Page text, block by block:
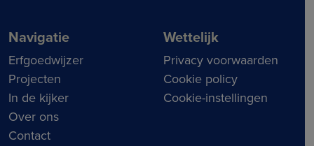
Navigatie
Erfgoedwijzer
Projecten
In de kijker
Over ons
Contact
Wettelijk
Privacy voorwaarden
Cookie policy
Cookie-instellingen